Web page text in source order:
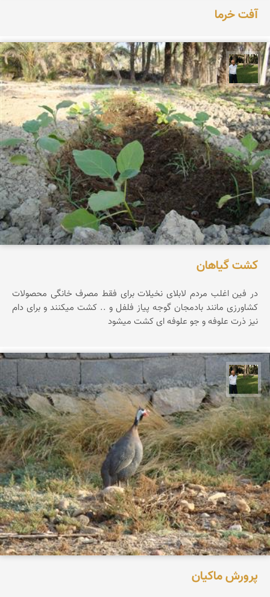
آفت خرما
عبدل شعبانی
کشت گیاهان
در فین اغلب مردم لابلای نخیلات برای فقط مصرف خانگی محصولات
کشاورزی مانند بادمجان گوجه پیاز فلفل و .. کشت میکنند و برای دام
نیز ذرت علوفه و جو علوفه ای کشت میشود
عبدل شعبانی
پرورش ماکیان